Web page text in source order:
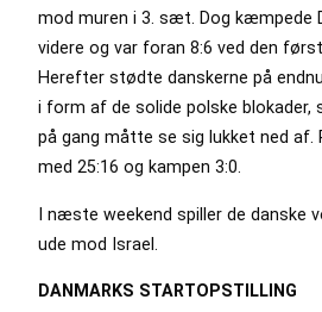
mod muren i 3. sæt. Dog kæmpede
videre og var foran 8:6 ved den
Herefter stødte danskerne på
i form af de solide polske blokader,
på gang måtte se sig lukket ned
med 25:16 og kampen 3:0.
I næste weekend spiller de danske
ude mod Israel.
DANMARKS STARTOPSTILLING